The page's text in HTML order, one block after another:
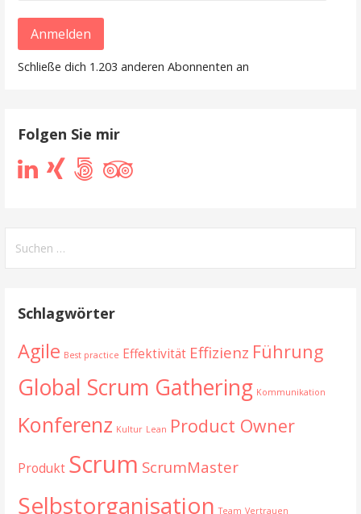
Anmelden
Schließe dich 1.203 anderen Abonnenten an
Folgen Sie mir
nach:
Schlagwörter
Agile Best practice Effektivität Effizienz Führung
Global Scrum Gathering Kommunikation
Konferenz Kultur Lean Product Owner
Produkt Scrum ScrumMaster
Selbstorganisation Team Vertrauen